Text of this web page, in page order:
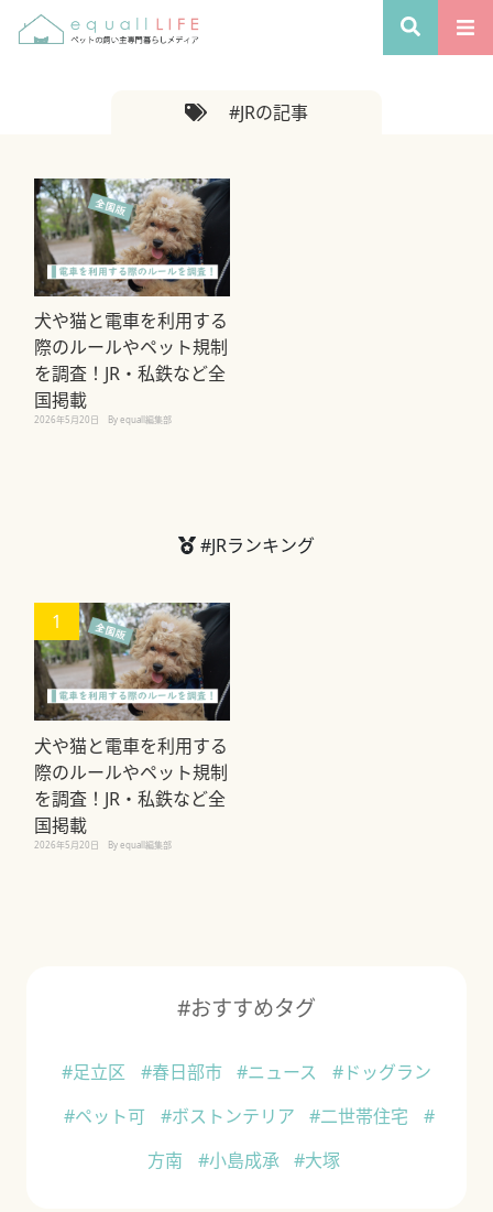
#JRの記事
犬や猫と電車を利用する
際のルールやペット規制
を調査！JR・私鉄など全
国掲載
2026年5月20日 By equall編集部
#JRランキング
1
犬や猫と電車を利用する
際のルールやペット規制
を調査！JR・私鉄など全
国掲載
2026年5月20日 By equall編集部
#おすすめタグ
#足立区 #春日部市 #ニュース
#ドッグラン
#ペット可
#ボストンテリア #二世帯住宅
#
方南
#小島成承 #大塚